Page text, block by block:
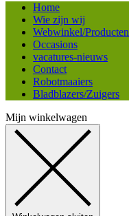
Home
Wie zijn wij
Webwinkel/Producten
Occasions
vacatures-nieuws
Contact
Robotmaaiers
Bladblazers/Zuigers
Mijn winkelwagen